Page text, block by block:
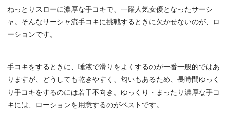
ねっとりスローに濃厚な手コキで、一躍人気女優となったサーシ
ャ。そんなサーシャ流手コキに挑戦するときに欠かせないのが、ロ
ーションです。
手コキをするときに、唾液で滑りをよくするのが一番一般的ではあ
りますが、どうしても乾きやすく、匂いもあるため、長時間ゆっく
り手コキをするのには若干不向き。ゆっくり・まったり濃厚な手コ
キには、ローションを用意するのがベストです。